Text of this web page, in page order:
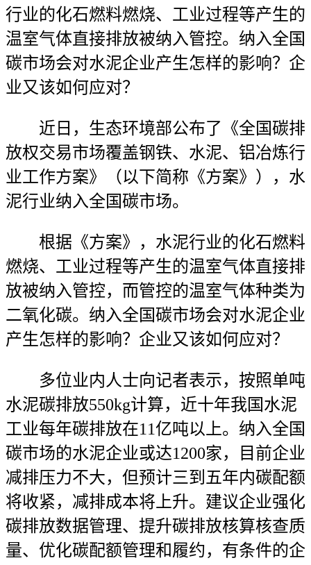
行业的化石燃料燃烧、工业过程等产生的
温室气体直接排放被纳入管控。纳入全国
碳市场会对水泥企业产生怎样的影响？企
业又该如何应对？
近日，生态环境部公布了《全国碳排
放权交易市场覆盖钢铁、水泥、铝冶炼行
业工作方案》（以下简称《方案》），水
泥行业纳入全国碳市场。
根据《方案》，水泥行业的化石燃料
燃烧、工业过程等产生的温室气体直接排
放被纳入管控，而管控的温室气体种类为
二氧化碳。纳入全国碳市场会对水泥企业
产生怎样的影响？企业又该如何应对？
多位业内人士向记者表示，按照单吨
水泥碳排放550kg计算，近十年我国水泥
工业每年碳排放在11亿吨以上。纳入全国
碳市场的水泥企业或达1200家，目前企业
减排压力不大，但预计三到五年内碳配额
将收紧，减排成本将上升。建议企业强化
碳排放数据管理、提升碳排放核算核查质
量、优化碳配额管理和履约，有条件的企